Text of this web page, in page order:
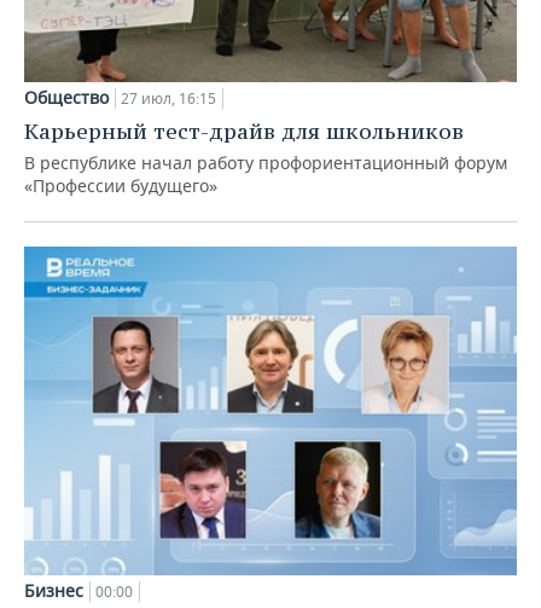
Общество 27 июл, 16:15
Карьерный тест-драйв для школьников
В республике начал работу профориентационный форум
«Профессии будущего»
Бизнес 00:00